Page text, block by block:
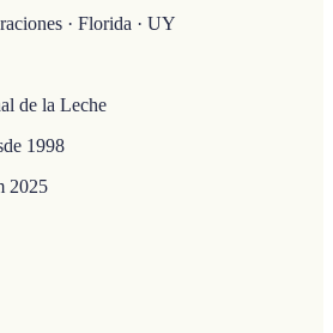
· Florida · UY
de la Leche
1998
2025